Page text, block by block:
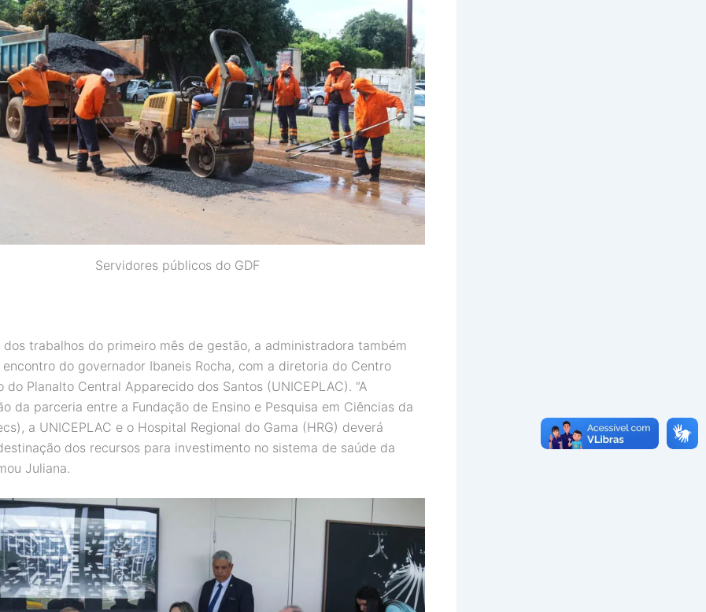
Servidores públicos do GDF
trabalhos do primeiro mês de gestão, a administradora também
do governador Ibaneis Rocha, com a diretoria do Centro
do Planalto Central Apparecido dos Santos (UNICEPLAC). “A
da parceria entre a Fundação de Ensino e Pesquisa em Ciências da
a UNICEPLAC e o Hospital Regional do Gama (HRG) deverá
dos recursos para investimento no sistema de saúde da
Juliana.